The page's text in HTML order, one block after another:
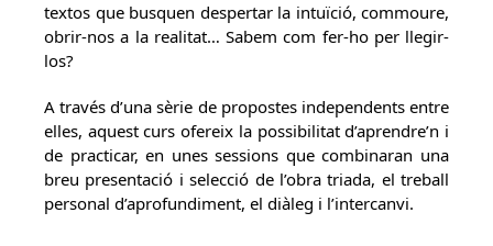
textos que busquen despertar la intuïció, commoure,
obrir-nos a la realitat… Sabem com fer-ho per llegir-
los?
A través d’una sèrie de propostes independents entre
elles, aquest curs ofereix la possibilitat d’aprendre’n i
de practicar, en unes sessions que combinaran una
breu presentació i selecció de l’obra triada, el treball
personal d’aprofundiment, el diàleg i l’intercanvi.